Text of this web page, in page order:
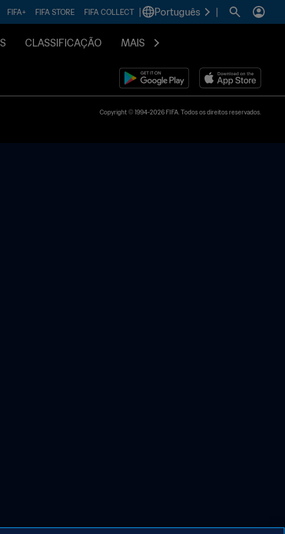
FIFA+ FIFA STORE FIFA COLLECT Português
CLASSIFICAÇÃO MAIS
Copyright © 1994-2026 FIFA. Todos os direitos reservados.